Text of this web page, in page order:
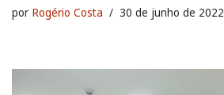
por Rogério Costa 30 de junho de 2022